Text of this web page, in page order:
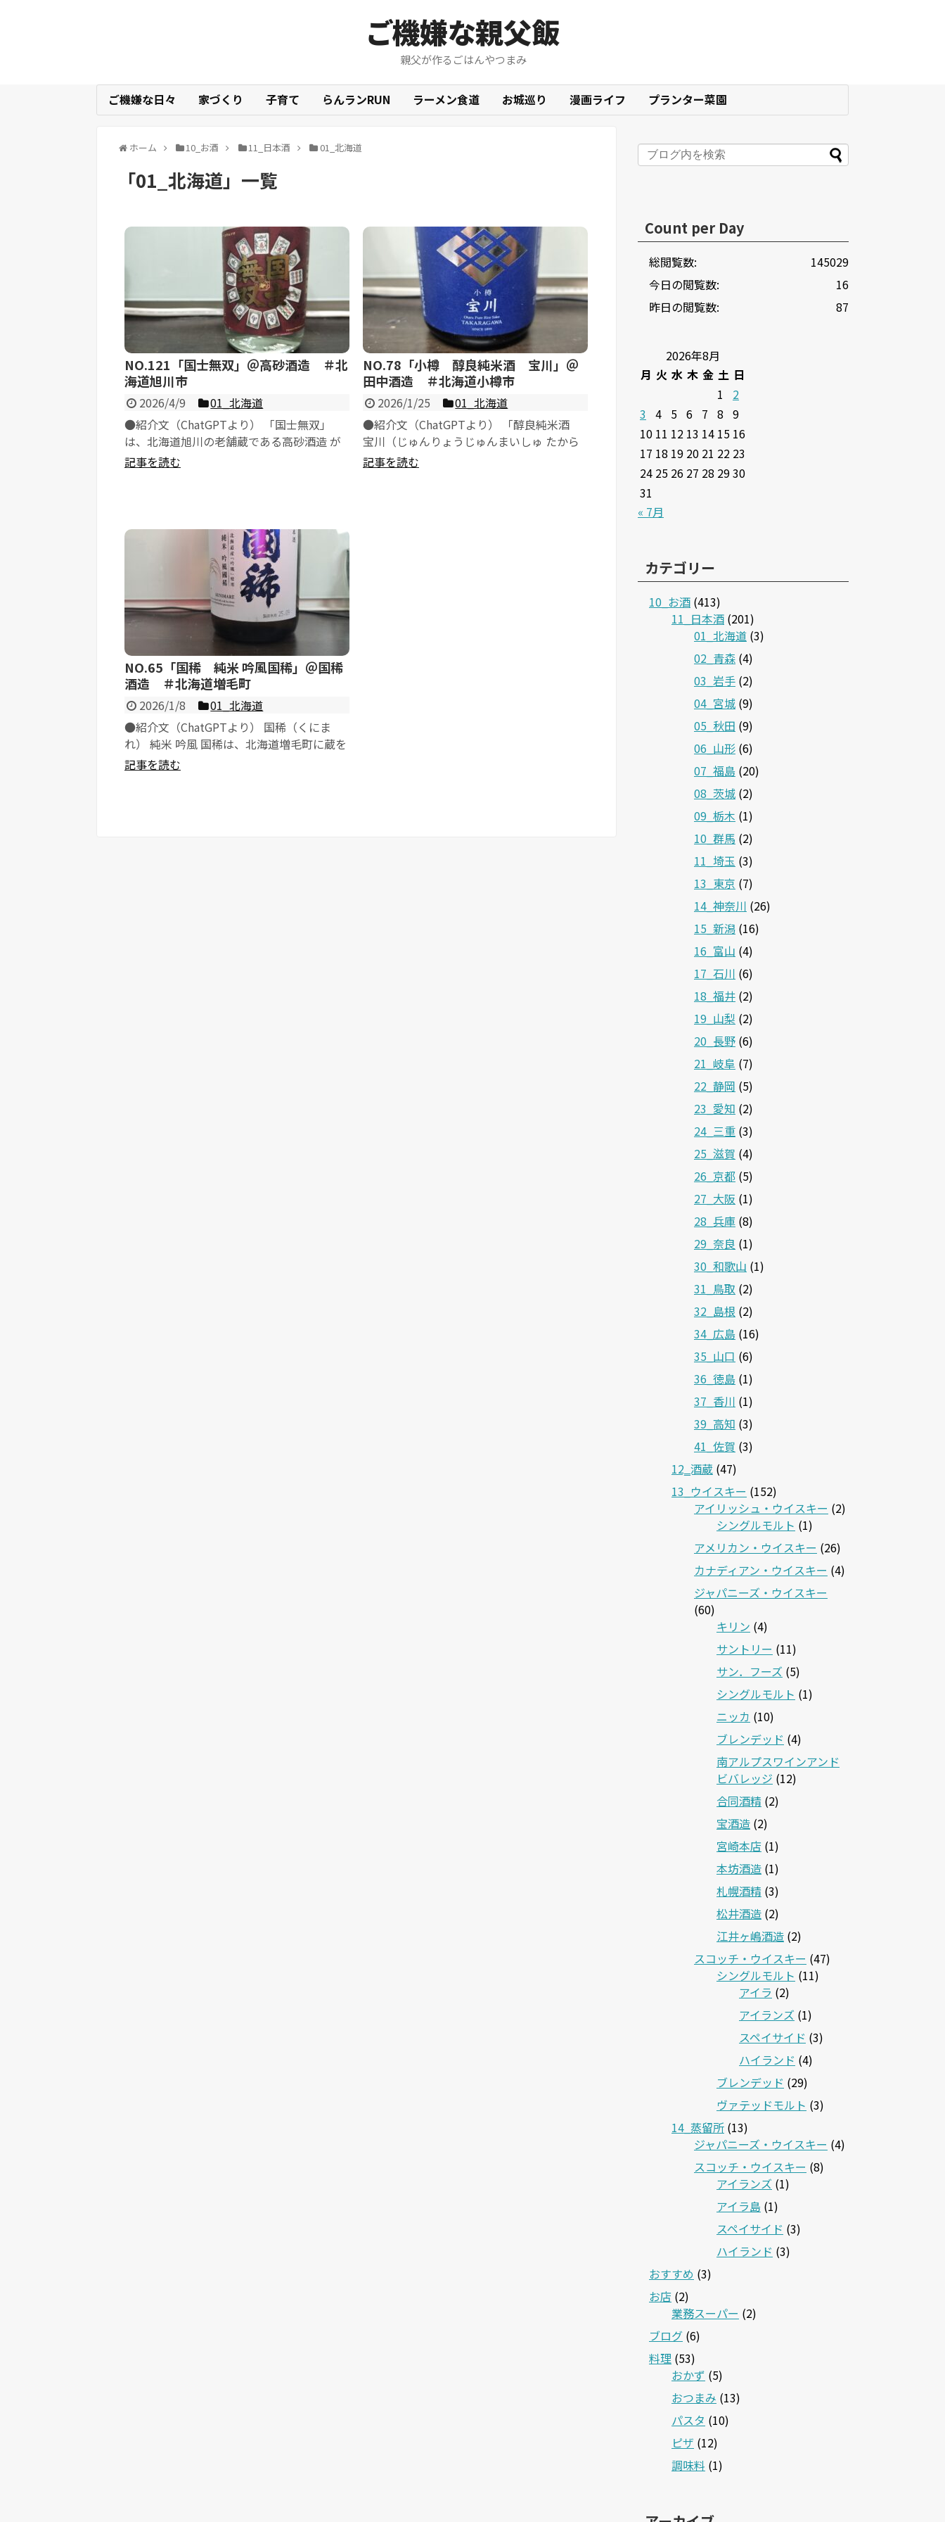
ご機嫌な親父飯
親父が作るごはんやつまみ
ご機嫌な日々 家づくり 子育て らんランRUN ラーメン食道 お城巡り 漫画ライフ プランター菜園
ホーム 10_お酒 11_日本酒 01_北海道
「01_北海道」 一覧
NO.121「国士無双」＠高砂酒造 ＃北
海道旭川市
2026/4/9
01_北海道
●紹介文（ChatGPTより） 「国士無双」
は、北海道旭川の老舗蔵である高砂酒造 が
醸す代表銘柄であり、北の大地の風土を...
記事を読む
NO.78「小樽 醇良純米酒 宝川」＠
田中酒造 ＃北海道小樽市
2026/1/25
01_北海道
●紹介文（ChatGPTより） 「醇良純米酒
宝川（じゅんりょうじゅんまいしゅ たから
がわ）」は、北海道・小樽市にある老...
記事を読む
NO.65「国稀 純米 吟風国稀」＠国稀
酒造 ＃北海道増毛町
2026/1/8
01_北海道
●紹介文（ChatGPTより） 国稀（くにま
れ） 純米 吟風 国稀は、北海道増毛町に蔵を
構える国稀...
記事を読む
Count per Day
145029
総閲覧数:
16
今日の閲覧数:
87
昨日の閲覧数:
2026年8月
月 火 水 木 金 土 日
1
2
3 4 5 6 7 8 9
10 11 12 13 14 15 16
17 18 19 20 21 22 23
24 25 26 27 28 2930
31
« 7月
カテゴリー
10_お酒 (413)
11_日本酒 (201)
01_北海道 (3)
02_青森 (4)
03_岩手 (2)
04_宮城 (9)
05_秋田 (9)
06_山形 (6)
07_福島 (20)
08_茨城 (2)
09_栃木 (1)
10_群馬 (2)
11_埼玉 (3)
13_東京 (7)
14_神奈川 (26)
15_新潟 (16)
16_富山 (4)
17_石川 (6)
18_福井 (2)
19_山梨 (2)
20_長野 (6)
21_岐阜 (7)
22_静岡 (5)
23_愛知 (2)
24_三重 (3)
25_滋賀 (4)
26_京都 (5)
27_大阪 (1)
28_兵庫 (8)
29_奈良 (1)
30_和歌山 (1)
31_鳥取 (2)
32_島根 (2)
34_広島 (16)
35_山口 (6)
36_徳島 (1)
37_香川 (1)
39_高知 (3)
41_佐賀 (3)
12‗酒蔵 (47)
13_ウイスキー (152)
アイリッシュ・ウイスキー (2)
シングルモルト (1)
アメリカン・ウイスキー (26)
カナディアン・ウイスキー (4)
ジャパニーズ・ウイスキー
(60)
キリン (4)
サントリー (11)
サン．フーズ (5)
シングルモルト (1)
ニッカ (10)
ブレンデッド (4)
南アルプスワインアンド
ビバレッジ (12)
合同酒精 (2)
宝酒造 (2)
宮崎本店 (1)
本坊酒造 (1)
札幌酒精 (3)
松井酒造 (2)
江井ヶ嶋酒造 (2)
スコッチ・ウイスキー (47)
シングルモルト (11)
アイラ (2)
アイランズ (1)
スペイサイド (3)
ハイランド (4)
ブレンデッド (29)
ヴァテッドモルト (3)
14_蒸留所 (13)
ジャパニーズ・ウイスキー (4)
スコッチ・ウイスキー (8)
アイランズ (1)
アイラ島 (1)
スペイサイド (3)
ハイランド (3)
おすすめ (3)
お店 (2)
業務スーパー (2)
ブログ (6)
料理 (53)
おかず (5)
おつまみ (13)
パスタ (10)
ピザ (12)
調味料 (1)